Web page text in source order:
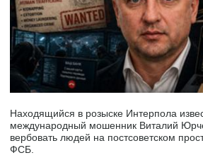
Находящийся в розыске Интерпола
международный мошенник Виталий
вербовать людей на постсоветском
ФСБ.